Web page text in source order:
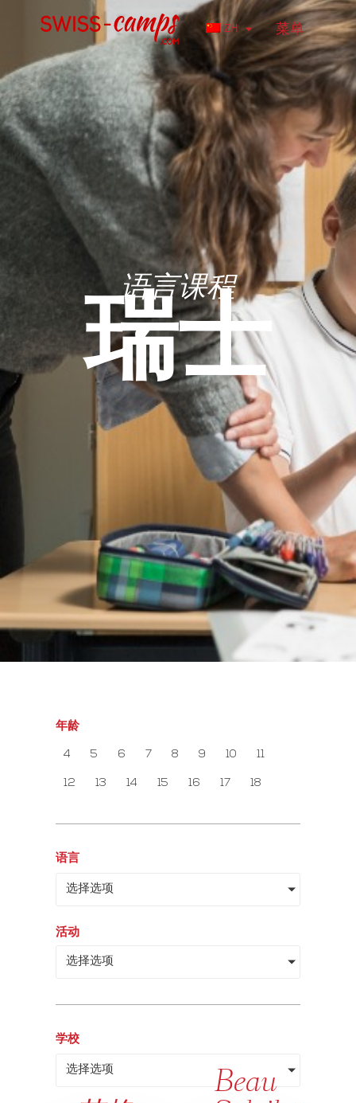
ZH 菜单
营地语言
语言课程
瑞士
年龄
4 5 6 7 8 9 10 11
12 13 14 15 16 17 18
语言
选择选项
活动
选择选项
学校
选择选项
Beau